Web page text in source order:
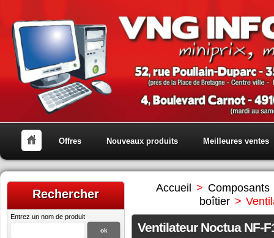
Offres Nouveaux produits Meilleures ventes
Rechercher
Entrez un nom de produit
Accueil > Composants
boîtier >
Ventilateur Noctua NF-